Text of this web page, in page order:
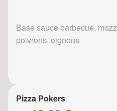
Base sauce barbecue,
poivrons, oignons
Pizza Pokers